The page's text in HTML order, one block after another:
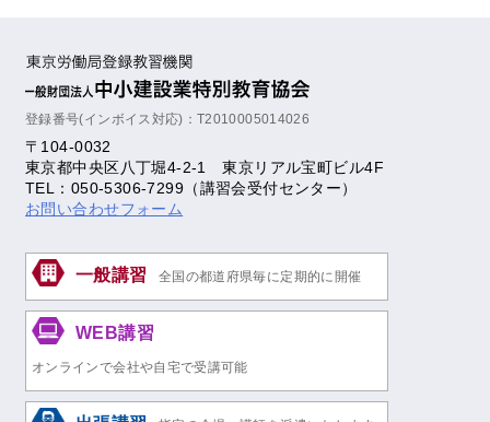
登録番号(インボイス対応)：T2010005014026
〒104-0032
東京都中央区八丁堀4-2-1 東京リアル宝町ビル4F
TEL：050-5306-7299（講習会受付センター）
お問い合わせフォーム
一般講習 全国の都道府県毎に定期的に開催
WEB講習
オンラインで会社や自宅で受講可能